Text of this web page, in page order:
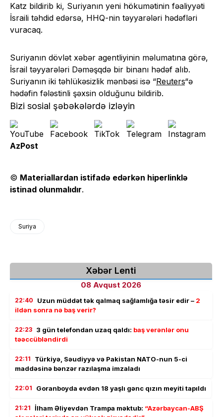
Katz bildirib ki, Suriyanın yeni hökumətinin fəaliyyəti
İsraili təhdid edərsə, HHQ-nin təyyarələri hədəfləri
vuracaq.
Suriyanın dövlət xəbər agentliyinin məlumatına görə,
İsrail təyyarələri Dəməşqdə bir binanı hədəf alıb.
Suriyanın iki təhlükəsizlik mənbəsi isə “Reuters“ə
hədəfin fələstinli şəxsin olduğunu bildirib.
Bizi sosial şəbəkələrdə izləyin
AzPost
© Materiallardan istifadə edərkən hiperlinklə
istinad olunmalıdır.
Suriya
Xəbər Lenti
08 Avqust 2026
22:40 Uzun müddət tək qalmaq sağlamlığa təsir edir – 2
ildən sonra nə baş verir?
22:23 3 gün telefondan uzaq qaldı: baş verənlər onu
təəccübləndirdi
22:11
Türkiyə, Səudiyyə və Pakistan NATO-nun 5-ci
maddəsinə bənzər razılaşma imzaladı
22:01 Goranboyda evdən 18 yaşlı gənc qızın meyiti tapıldı
21:21 İlham Əliyevdən Trampa məktub: “Azərbaycan-ABŞ